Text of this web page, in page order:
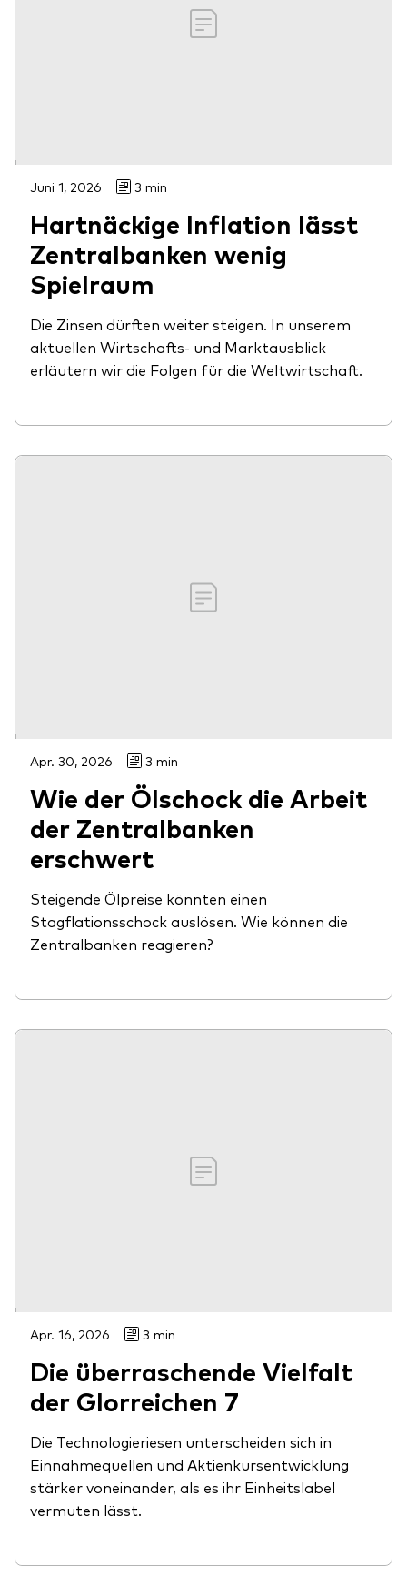
Juni 1, 2026 3 min
Hartnäckige Inflation lässt
Zentralbanken wenig
Spielraum
Die Zinsen dürften weiter steigen. In unserem
aktuellen Wirtschafts- und Marktausblick
erläutern wir die Folgen für die Weltwirtschaft.
Apr. 30, 2026 3 min
Wie der Ölschock die Arbeit
der Zentralbanken
erschwert
Steigende Ölpreise könnten einen
Stagflationsschock auslösen. Wie können die
Zentralbanken reagieren?
Apr. 16, 2026 3 min
Die überraschende Vielfalt
der Glorreichen 7
Die Technologieriesen unterscheiden sich in
Einnahmequellen und Aktienkursentwicklung
stärker voneinander, als es ihr Einheitslabel
vermuten lässt.